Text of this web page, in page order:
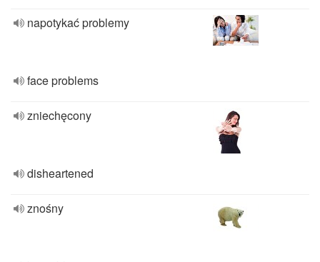
napotykać problemy
face problems
zniechęcony
disheartened
znośny